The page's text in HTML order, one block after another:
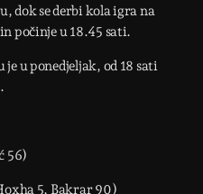
dok se derbi kola igra na
počinje u 18.45 sati.
u ponedjeljak, od 18 sati
56)
5, Bakrar 90)